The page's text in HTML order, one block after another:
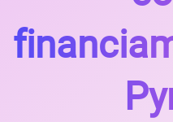
Preguntas
frecuentes